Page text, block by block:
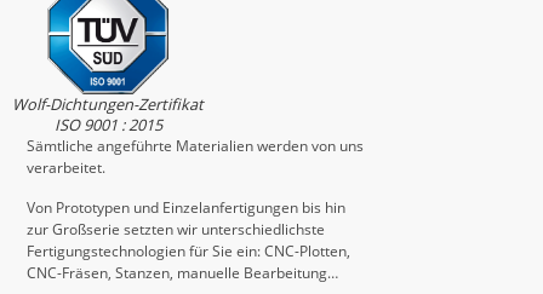
Wolf-Dichtungen-Zertifikat
ISO 9001 : 2015
Sämtliche angeführte Materialien werden von uns
verarbeitet.
Von Prototypen und Einzelanfertigungen bis hin
zur Großserie setzten wir unterschiedlichste
Fertigungstechnologien für Sie ein: CNC-Plotten,
CNC-Fräsen, Stanzen, manuelle Bearbeitung…